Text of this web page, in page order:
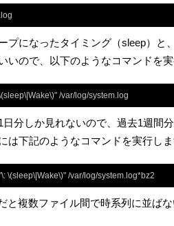
プになったタイミング（sleep）と
いので、以下のようなコマンドを実
/var/log/system.log
日分しか見れないので、過去1週間
は下記のようなコマンドを実行しま
\(sleep\|Wake\)" /var/log/system.log*bz2
と複数ファイル間で時系列に並ば